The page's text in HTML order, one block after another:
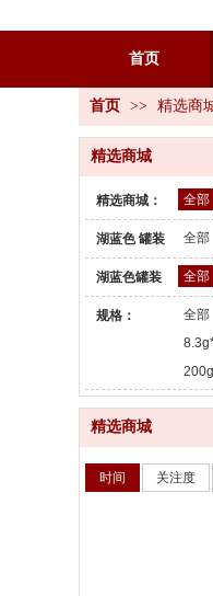
首页
首页 >> 精选商
精选商城
精选商城： 全部
湖蓝色 罐装
散茶：
全部
湖蓝色罐装
散茶：
全部
规格： 全部
精选商城
时间 关注度